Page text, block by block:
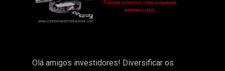
Olá amigos investidores! Diversificar os